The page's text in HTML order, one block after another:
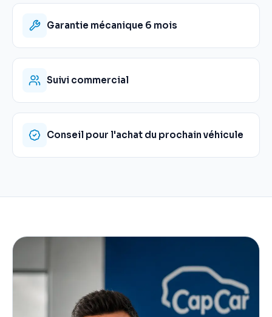
Garantie mécanique 6 mois
Suivi commercial
Conseil pour l'achat du prochain véhicule